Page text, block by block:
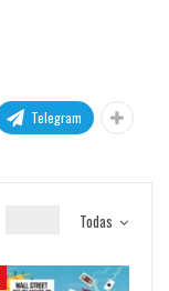
Telegram
Todas